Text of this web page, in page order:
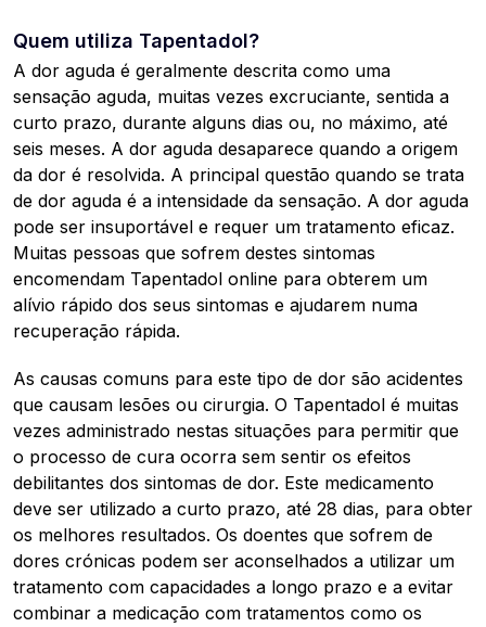
Quem utiliza Tapentadol?
A dor aguda é geralmente descrita como uma
sensação aguda, muitas vezes excruciante, sentida a
curto prazo, durante alguns dias ou, no máximo, até
seis meses. A dor aguda desaparece quando a origem
da dor é resolvida. A principal questão quando se trata
de dor aguda é a intensidade da sensação. A dor aguda
pode ser insuportável e requer um tratamento eficaz.
Muitas pessoas que sofrem destes sintomas
encomendam Tapentadol online para obterem um
alívio rápido dos seus sintomas e ajudarem numa
recuperação rápida.
As causas comuns para este tipo de dor são acidentes
que causam lesões ou cirurgia. O Tapentadol é muitas
vezes administrado nestas situações para permitir que
o processo de cura ocorra sem sentir os efeitos
debilitantes dos sintomas de dor. Este medicamento
deve ser utilizado a curto prazo, até 28 dias, para obter
os melhores resultados. Os doentes que sofrem de
dores crónicas podem ser aconselhados a utilizar um
tratamento com capacidades a longo prazo e a evitar
combinar a medicação com tratamentos como os